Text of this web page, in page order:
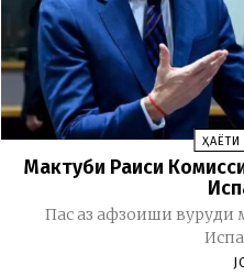
Мактуби Раиси
Пас аз афзоиши вуруди